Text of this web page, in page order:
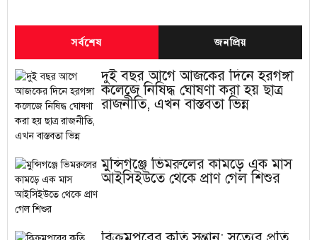
সর্বশেষ জনপ্রিয়
দুই বছর আগে আজকের দিনে হরগঙ্গা
কলেজে নিষিদ্ধ ঘোষণা করা হয় ছাত্র
রাজনীতি, এখন বাস্তবতা ভিন্ন
মুন্সিগঞ্জে ভিমরুলের কামড়ে এক মাস
আইসিইউতে থেকে প্রাণ গেল শিশুর